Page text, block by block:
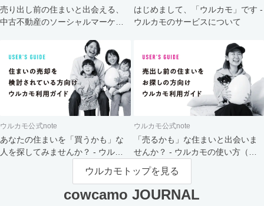
売り出し前の住まいと出会える、
中古不動産のソーシャルマーケッ
はじめまして、「ウルカモ」です -
ウルカモのサービスについて
ウルカモ公式note
あなたの住まいを「買うかも」な
人を探してみませんか？ - ウルカ
ウルカモ公式note
「売るかも」な住まいと出会いま
せんか？ - ウルカモの使い方（買
主さま向け）
ウルカモトップを見る
cowcamo JOURNAL